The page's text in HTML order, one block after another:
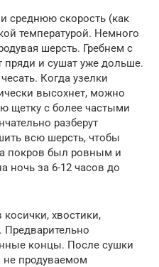
среднюю скорость (как
температурой. Немного
шерсть. Гребнем с
и сушат уже дольше.
Когда узелки
высохнет, можно
щетку с более частыми
разберут
всю шерсть, чтобы
покров был ровным и
ночь за 6-12 часов до
хвостики,
Предварительно
концы. После сушки
не продуваемом